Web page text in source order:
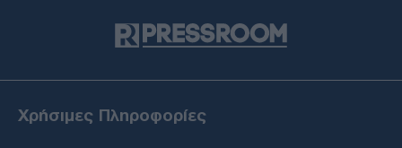
Χρήσιμες Πληροφορίες